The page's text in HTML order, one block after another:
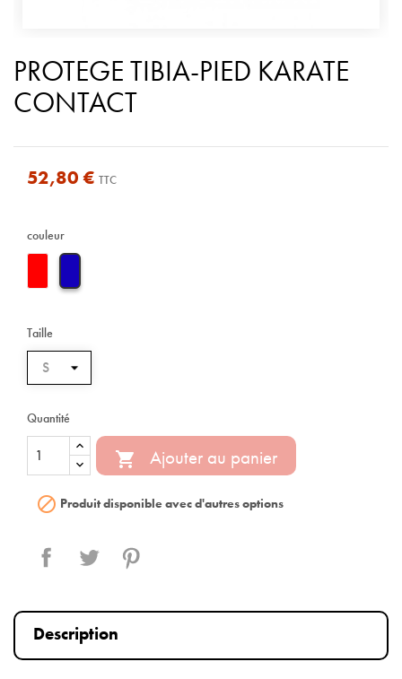
PROTEGE TIBIA-PIED KARATE
CONTACT
52,80 € TTC
couleur
Taille
Quantité
 Ajouter au panier
 Produit disponible avec d'autres options
Partager Tweet
Description